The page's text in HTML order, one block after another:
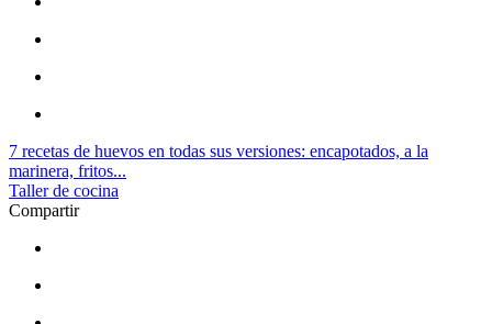
7 recetas de huevos en todas sus versiones: encapotados, a la
marinera, fritos...
Taller de cocina
Compartir